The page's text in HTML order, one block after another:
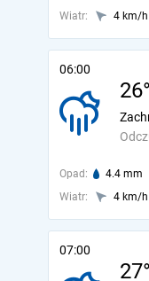
Wiatr:
4 km/h
06:00
Opad: 4.4 mm
Wiatr:
4 km/h
07:00